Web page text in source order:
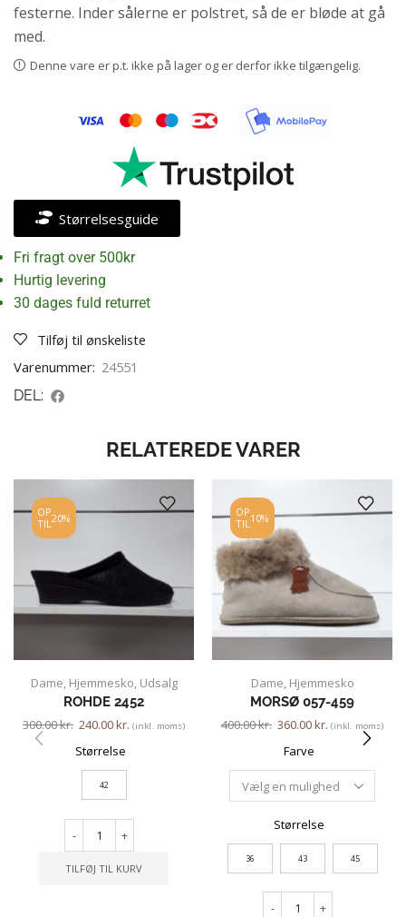
festerne. Inder sålerne er polstret, så de er bløde at gå
med.
Denne vare er p.t. ikke på lager og er derfor ikke tilgængelig.
Størrelsesguide
Fri fragt over 500kr
Hurtig levering
30 dages fuld returret
Tilføj til ønskeliste
Varenummer: 24551
DEL:
RELATEREDE VARER
OP
TIL20%
Dame, Hjemmesko, Udsalg
ROHDE 2452
300.00kr. 240.00kr. (inkl. moms)
Størrelse
42
- +
TILFØJ TIL KURV
OP
TIL10%
Dame, Hjemmesko
MORSØ 057-459
400.00kr. 360.00kr. (inkl. moms)
Farve
Størrelse
36 43 45
- +